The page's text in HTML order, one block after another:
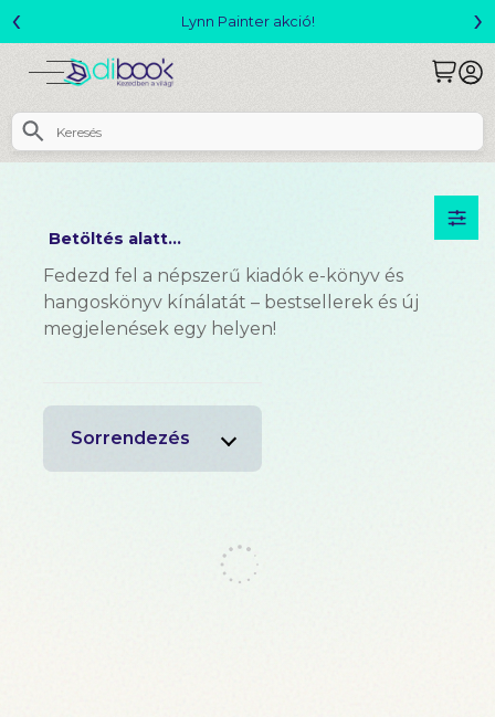
Lynn Painter akció!
‹ ›
Betöltés alatt...
Fedezd fel a népszerű kiadók e-könyv és
hangoskönyv kínálatát – bestsellerek és új
megjelenések egy helyen!
Sorrendezés